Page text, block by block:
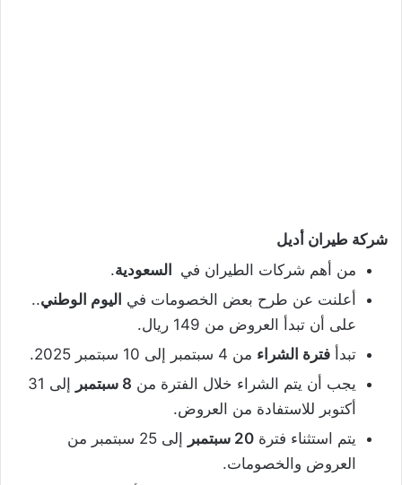
شركة طيران أديل
من أهم شركات الطيران في
السعودية.
أعلنت عن طرح بعض الخصومات في اليوم الوطني..
على أن تبدأ العروض من 149 ريال.
تبدأ فترة الشراء من 4 سبتمبر إلى 10 سبتمبر 2025.
يجب أن يتم الشراء خلال الفترة من 8 سبتمبر
إلى 31
أكتوبر للاستفادة من العروض.
يتم استثناء فترة 20 سبتمبر
إلى 25 سبتمبر من
العروض والخصومات.